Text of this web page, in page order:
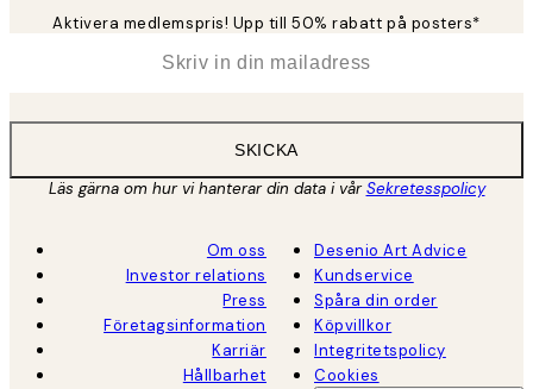
Aktivera medlemspris! Upp till 50% rabatt på posters*
SKICKA
Läs gärna om hur vi hanterar din data i vårSekretesspolicy
Om oss
Investor relations
Press
Företagsinformation
Karriär
Hållbarhet
Desenio Art Advice
Kundservice
Spåra din order
Köpvillkor
Integritetspolicy
Cookies